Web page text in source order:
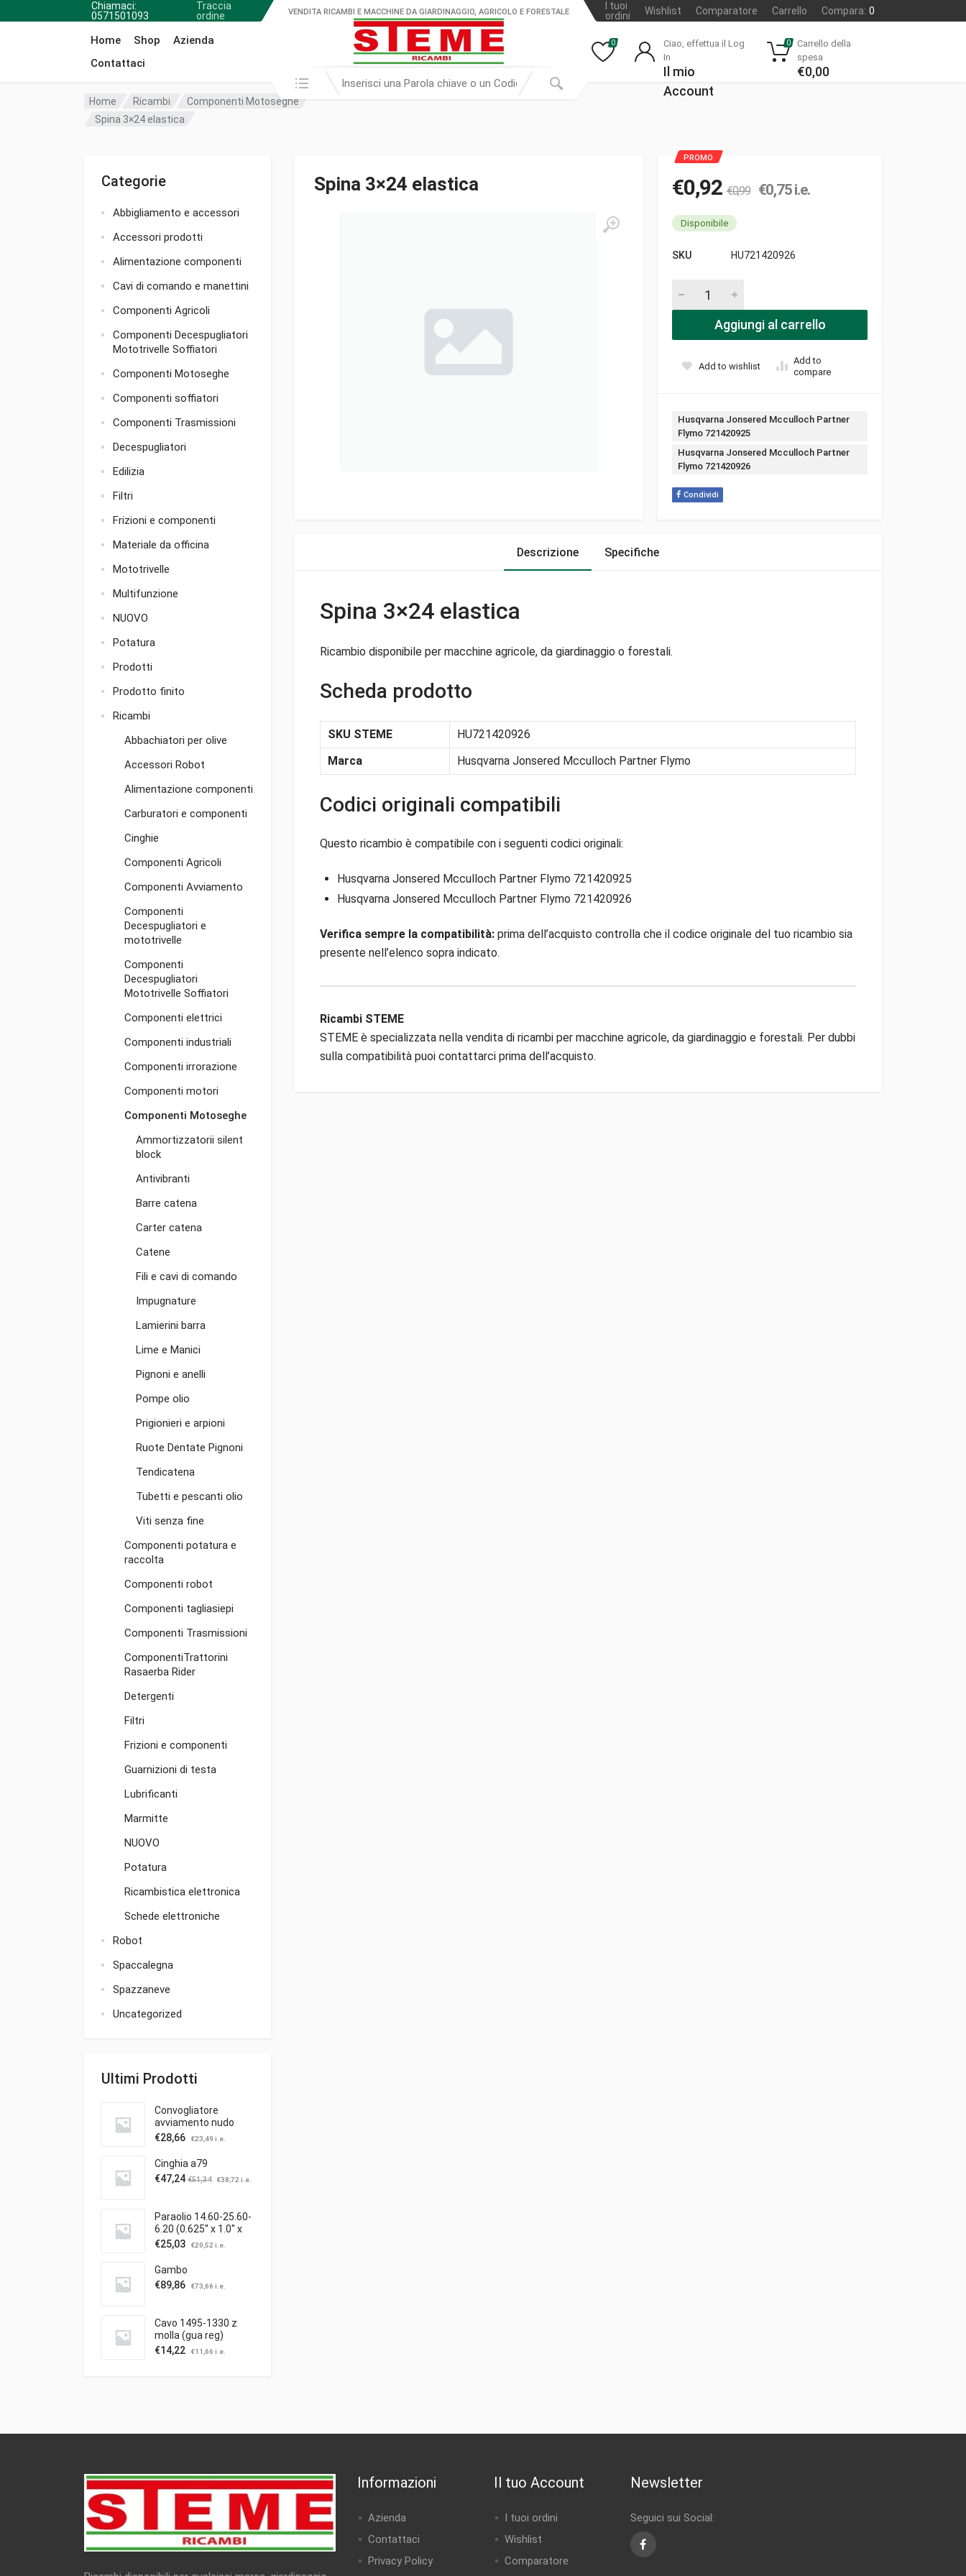
Chiamaci:
0571501093
Traccia
ordine
I tuoi
ordini
Wishlist Comparatore Carrello Compara: 0
Home Shop
Azienda
Contattaci
VENDITA RICAMBI E MACCHINE DA GIARDINAGGIO, AGRICOLO E FORESTALE
Cerca in:
0
Ciao, effettua il Log
In
Il mio
Account
0
Carrello della
spesa
€0,00
Home Ricambi
Componenti Motoseghe
Spina 3×24 elastica
Categorie
Abbigliamento e accessori
Accessori prodotti
Alimentazione componenti
Cavi di comando e manettini
Componenti Agricoli
Componenti Decespugliatori
Mototrivelle Soffiatori
Componenti Motoseghe
Componenti soffiatori
Componenti Trasmissioni
Decespugliatori
Edilizia
Filtri
Frizioni e componenti
Materiale da officina
Mototrivelle
Multifunzione
NUOVO
Potatura
Prodotti
Prodotto finito
Ricambi
Abbachiatori per olive
Accessori Robot
Alimentazione componenti
Carburatori e componenti
Cinghie
Componenti Agricoli
Componenti Avviamento
Componenti
Decespugliatori e
mototrivelle
Componenti
Decespugliatori
Mototrivelle Soffiatori
Componenti elettrici
Componenti industriali
Componenti irrorazione
Componenti motori
Componenti Motoseghe
Ammortizzatorii silent
block
Antivibranti
Barre catena
Carter catena
Catene
Fili e cavi di comando
Impugnature
Lamierini barra
Lime e Manici
Pignoni e anelli
Pompe olio
Prigionieri e arpioni
Ruote Dentate Pignoni
Tendicatena
Tubetti e pescanti olio
Viti senza fine
Componenti potatura e
raccolta
Componenti robot
Componenti tagliasiepi
Componenti Trasmissioni
ComponentiTrattorini
Rasaerba Rider
Detergenti
Filtri
Frizioni e componenti
Guarnizioni di testa
Lubrificanti
Marmitte
NUOVO
Potatura
Ricambistica elettronica
Schede elettroniche
Robot
Spaccalegna
Spazzaneve
Uncategorized
Ultimi Prodotti
Convogliatore
avviamento nudo
€28,66 €23,49 i.e.
Cinghia a79
€47,24 €51,34 €38,72 i.e.
Paraolio 14.60-25.60-
6.20 (0.625'' x 1.0'' x
0.25'')
€25,03 €20,52 i.e.
Gambo
€89,86 €73,66 i.e.
Cavo 1495-1330 z
molla (gua reg)
trazione
€14,22 €11,66 i.e.
Spina 3×24 elastica €0,92 €0,99 €0,75i.e.
Disponibile
SKU HU721420926
Aggiungi al carrello
Add to wishlist
Add to
compare
Tags:
Husqvarna Jonsered Mcculloch Partner
Flymo 721420925
Husqvarna Jonsered Mcculloch Partner
Flymo 721420926
Condividi
Descrizione Specifiche
Spina 3×24 elastica
Ricambio disponibile per macchine agricole, da giardinaggio o forestali.
Scheda prodotto
SKU STEME
HU721420926
Marca
Husqvarna Jonsered Mcculloch Partner Flymo
Codici originali compatibili
Questo ricambio è compatibile con i seguenti codici originali:
Husqvarna Jonsered Mcculloch Partner Flymo 721420925
Husqvarna Jonsered Mcculloch Partner Flymo 721420926
Verifica sempre la compatibilità: prima dell’acquisto controlla che il codice originale del tuo ricambio sia
presente nell’elenco sopra indicato.
Ricambi STEME
STEME è specializzata nella vendita di ricambi per macchine agricole, da giardinaggio e forestali. Per dubbi
sulla compatibilità puoi contattarci prima dell’acquisto.
Informazioni
Azienda
Contattaci
Privacy Policy
Il tuo Account
I tuoi ordini
Wishlist
Comparatore
Newsletter
Seguici sui Social:
Facebook